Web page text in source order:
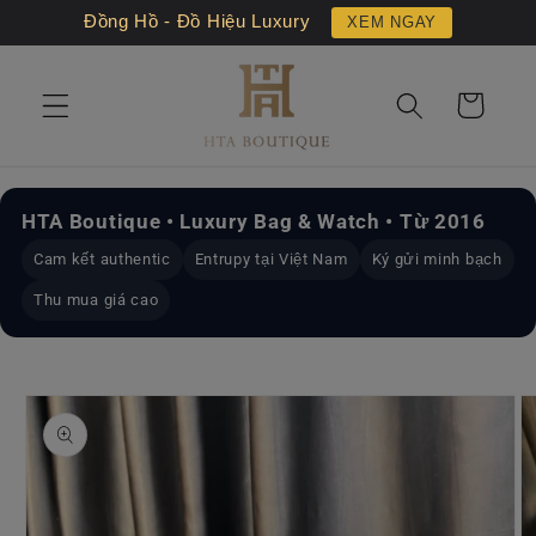
Đồng Hồ - Đồ Hiệu Luxury XEM NGAY
đến nội
Giỏ
hàng
HTA Boutique • Luxury Bag & Watch • Từ 2016
Cam kết authentic Entrupy tại Việt Nam Ký gửi minh bạch
Thu mua giá cao
đến
thông
tin sản
phẩm